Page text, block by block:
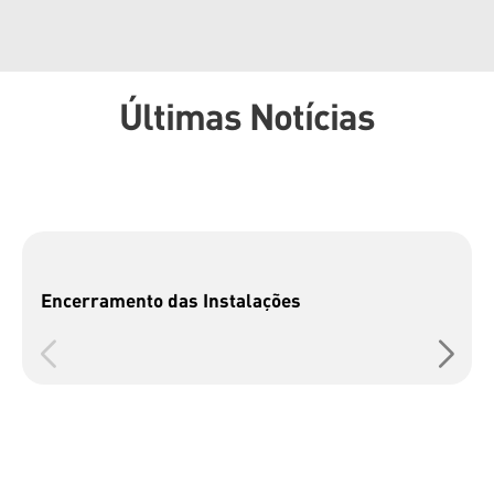
Últimas Notícias
Encerramento das Instalações